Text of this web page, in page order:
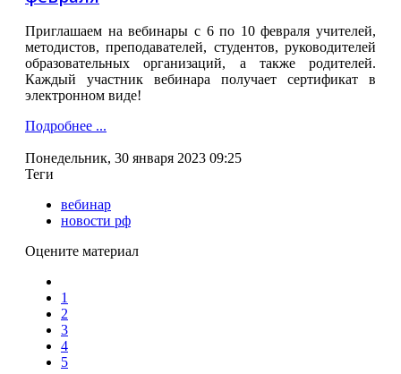
Приглашаем на вебинары с 6 по 10 февраля учителей,
методистов, преподавателей, студентов, руководителей
образовательных организаций, а также родителей.
Каждый участник вебинара получает сертификат в
электронном виде!
Подробнее ...
Понедельник, 30 января 2023 09:25
Теги
вебинар
новости рф
Оцените материал
1
2
3
4
5